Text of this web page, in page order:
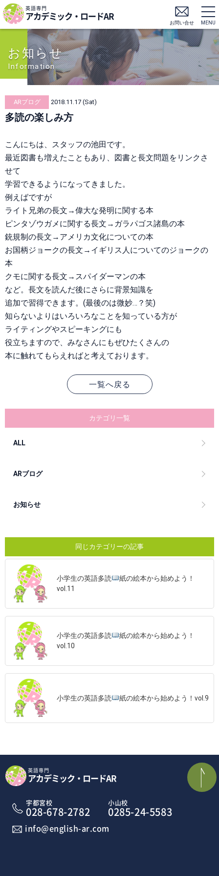
英語専門
アカデミック・ロードAR
お問い合せ MENU
お知らせ
Information
ARブログ 2018.11.17 (Sat)
多読の楽しみ方
こんにちは、スタッフの池田です。
最近図書も増えたこともあり、図書と長文問題をリンクさ
せて
学習できるようになってきました。
例えばですが
ライト兄弟の長文→偉大な発明に関する本
ピンタゾウガメに関する長文→ガラパゴス諸島の本
銃規制の長文→アメリカ文化についての本
お国柄ジョークの長文→イギリス人についてのジョークの
本
クモに関する長文→スパイダーマンの本
など。長文を読んだ後にさらに背景知識を
追加で習得できます。(最後のは微妙…？笑)
知らないよりはいろいろなことを知っている方が
ライティングやスピーキングにも
役立ちますので、みなさんにもぜひたくさんの
本に触れてもらえればと考えております。
一覧へ戻る
カテゴリ一覧
ALL
ARブログ
お知らせ
同じカテゴリーの記事
小学生の英語多読
紙の絵本から始めよう！
vol.11
小学生の英語多読
紙の絵本から始めよう！
vol.10
小学生の英語多読 紙の絵本から始めよう！vol.9
英語専門
アカデミック・ロードAR
宇都宮校
028-678-2782
小山校
0285-24-5583
info@english-ar.com